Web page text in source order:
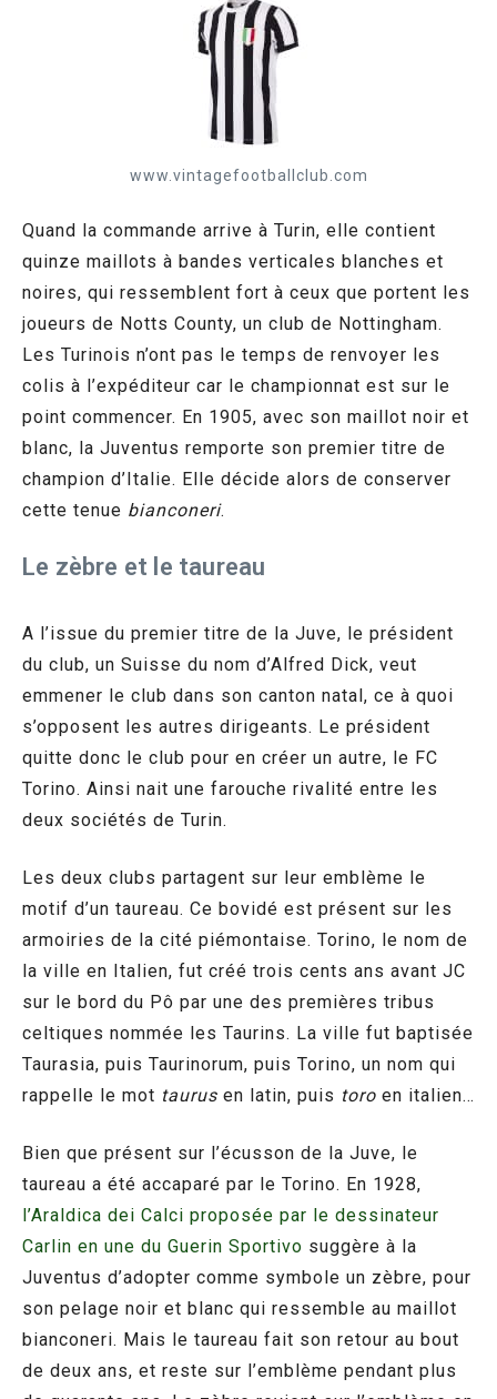
www.vintagefootballclub.com
Quand la commande arrive à Turin, elle contient
quinze maillots à bandes verticales blanches et
noires, qui ressemblent fort à ceux que portent les
joueurs de Notts County, un club de Nottingham.
Les Turinois n’ont pas le temps de renvoyer les
colis à l’expéditeur car le championnat est sur le
point commencer. En 1905, avec son maillot noir et
blanc, la Juventus remporte son premier titre de
champion d’Italie. Elle décide alors de conserver
cette tenue bianconeri.
Le zèbre et le taureau
A l’issue du premier titre de la Juve, le président
du club, un Suisse du nom d’Alfred Dick, veut
emmener le club dans son canton natal, ce à quoi
s’opposent les autres dirigeants. Le président
quitte donc le club pour en créer un autre, le FC
Torino. Ainsi nait une farouche rivalité entre les
deux sociétés de Turin.
Les deux clubs partagent sur leur emblème le
motif d’un taureau. Ce bovidé est présent sur les
armoiries de la cité piémontaise. Torino, le nom de
la ville en Italien, fut créé trois cents ans avant JC
sur le bord du Pô par une des premières tribus
celtiques nommée les Taurins. La ville fut baptisée
Taurasia, puis Taurinorum, puis Torino, un nom qui
rappelle le mot taurus en latin, puis toro en italien…
Bien que présent sur l’écusson de la Juve, le
taureau a été accaparé par le Torino. En 1928,
l’Araldica dei Calci proposée par le dessinateur
Carlin en une du Guerin Sportivo suggère à la
Juventus d’adopter comme symbole un zèbre, pour
son pelage noir et blanc qui ressemble au maillot
bianconeri. Mais le taureau fait son retour au bout
de deux ans, et reste sur l’emblème pendant plus